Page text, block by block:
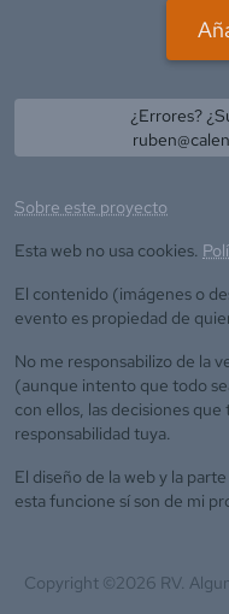
¿Errores?
Sobre este proyecto
Esta web no usa cookies.
El contenido (imágenes o
evento es propiedad de
No me responsabilizo de la
(aunque intento que todo
con ellos, las decisiones
responsabilidad tuya.
El diseño de la web y la
esta funcione sí son de mi
Copyright ©2026 RV.